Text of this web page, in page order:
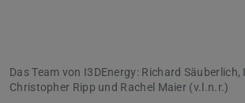
Das Team von I3DEnergy: Richard Säuberlich,
Christopher Ripp und Rachel Maier (v.l.n.r.)